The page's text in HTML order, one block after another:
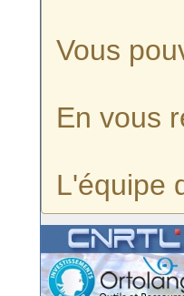
Vous
En vous
L'équipe